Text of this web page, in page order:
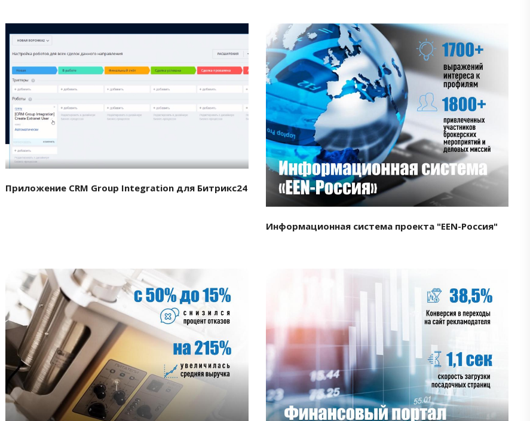
Приложение CRM Group Integration для Битрикс24
Смотреть проект
Информационная система проекта "EEN-Россия"
Смотреть проект Смотреть проект